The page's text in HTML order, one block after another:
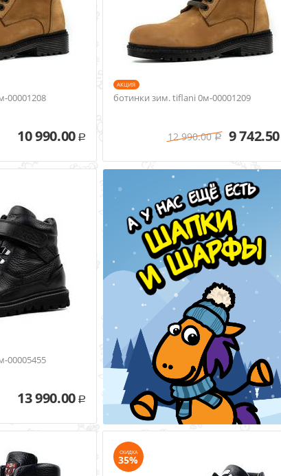
00001208
10 990.00 Р
AКЦИЯ
ботинки зим. tiflani 0м-00001209
12 990.00 Р 9 742.50
00005455
13 990.00 Р
СКИДКА
35%